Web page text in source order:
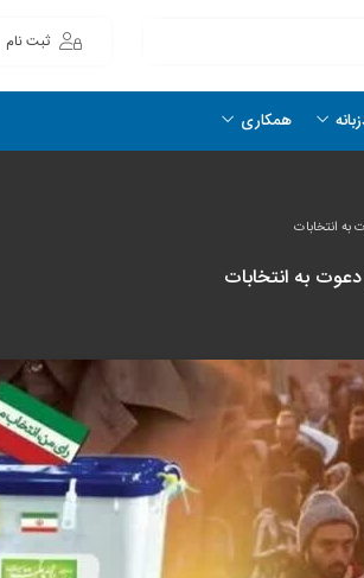
ثبت نام
همکاری
انتخابات
به انتخابات